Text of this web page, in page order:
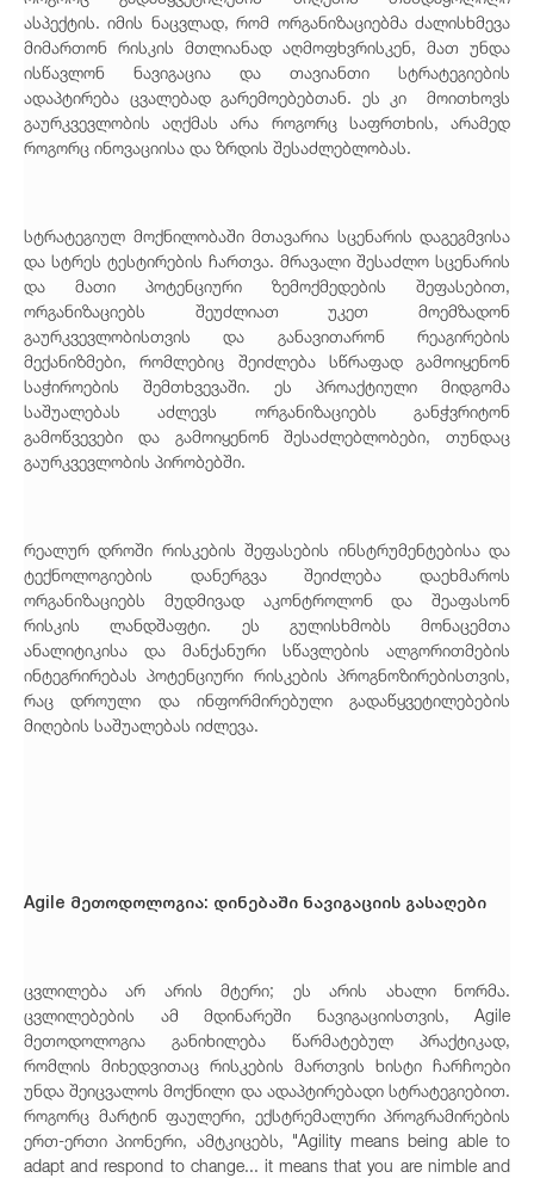
ასპექტის. იმის ნაცვლად, რომ ორგანიზაციებმა ძალისხმევა
მიმართონ რისკის მთლიანად აღმოფხვრისკენ, მათ უნდა
ისწავლონ ნავიგაცია და თავიანთი სტრატეგიების
ადაპტირება ცვალებად გარემოებებთან. ეს კი მოითხოვს
გაურკვევლობის აღქმას არა როგორც საფრთხის, არამედ
როგორც ინოვაციისა და ზრდის შესაძლებლობას.
სტრატეგიულ მოქნილობაში მთავარია სცენარის დაგეგმვისა
და სტრეს ტესტირების ჩართვა. მრავალი შესაძლო სცენარის
და მათი პოტენციური ზემოქმედების შეფასებით,
ორგანიზაციებს შეუძლიათ უკეთ მოემზადონ
გაურკვევლობისთვის და განავითარონ რეაგირების
მექანიზმები, რომლებიც შეიძლება სწრაფად გამოიყენონ
საჭიროების შემთხვევაში. ეს პროაქტიული მიდგომა
საშუალებას აძლევს ორგანიზაციებს განჭვრიტონ
გამოწვევები და გამოიყენონ შესაძლებლობები, თუნდაც
გაურკვევლობის პირობებში.
რეალურ დროში რისკების შეფასების ინსტრუმენტებისა და
ტექნოლოგიების დანერგვა შეიძლება დაეხმაროს
ორგანიზაციებს მუდმივად აკონტროლონ და შეაფასონ
რისკის ლანდშაფტი. ეს გულისხმობს მონაცემთა
ანალიტიკისა და მანქანური სწავლების ალგორითმების
ინტეგრირებას პოტენციური რისკების პროგნოზირებისთვის,
რაც დროული და ინფორმირებული გადაწყვეტილებების
მიღების საშუალებას იძლევა.
Agile მეთოდოლოგია: დინებაში ნავიგაციის გასაღები
ცვლილება არ არის მტერი; ეს არის ახალი ნორმა.
ცვლილებების ამ მდინარეში ნავიგაციისთვის, Agile
მეთოდოლოგია განიხილება წარმატებულ პრაქტიკად,
რომლის მიხედვითაც რისკების მართვის ხისტი ჩარჩოები
უნდა შეიცვალოს მოქნილი და ადაპტირებადი სტრატეგიებით.
როგორც მარტინ ფაულერი, ექსტრემალური პროგრამირების
ერთ-ერთი პიონერი, ამტკიცებს, "Agility means being able to
adapt and respond to change... it means that you are nimble and